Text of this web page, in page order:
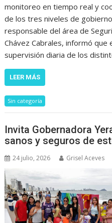
monitoreo en tiempo real y
de los tres niveles de
responsable del área de
Chávez Cabrales, informó que
supervisión diaria de los
LEER MÁS
Sin categoría
Invita Gobernadora
sanos y seguros de
24 julio, 2026 Grisel Aceves